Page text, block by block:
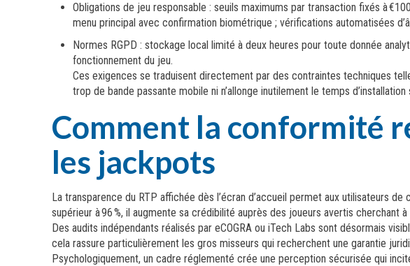
Obligations de jeu responsable : seuils maximums par transaction fixés à
menu principal avec confirmation biométrique ; vérifications automatisées
Normes RGPD : stockage local limité à deux heures pour toute donnée
fonctionnement du jeu.
Ces exigences se traduisent directement par des contraintes techniques
trop de bande passante mobile ni n’allonge inutilement le temps
Comment la conformité
les jackpots
La transparence du RTP affichée dès l’écran d’accueil permet aux utilisateurs
supérieur à 96 %, il augmente sa crédibilité auprès des joueurs avertis cherchant
Des audits indépendants réalisés par eCOGRA ou iTech Labs sont désormais
cela rassure particulièrement les gros misseurs qui recherchent une garantie
Psychologiquement, un cadre réglementé crée une perception sécurisée qui